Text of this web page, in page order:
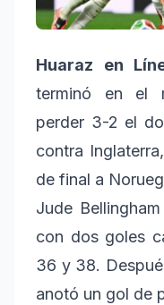
Huaraz en
terminó en el
perder 3-2 el
contra
de final a
Jude
con dos goles
36 y 38.
anotó un gol de